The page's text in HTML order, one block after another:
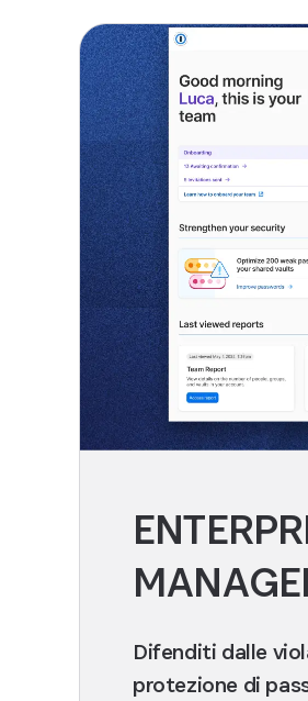
Difenditi dalle
protezione di